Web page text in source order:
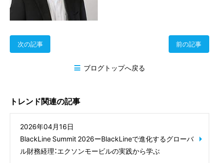
次の記事
ブログトップへ戻る
前の記事
トレンド関連の記事
2026年04月16日
BlackLine Summit 2026ーBlackLineで進化するグローバ
ル財務経理：エクソンモービルの実践から学ぶ